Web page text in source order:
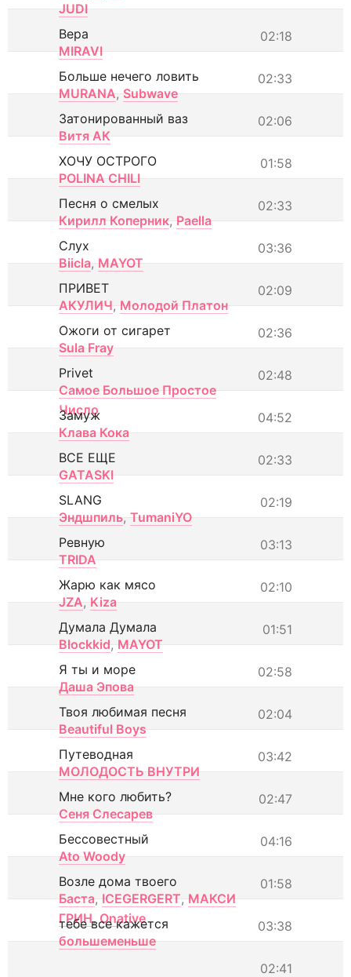
JUDI
02:18
Вера
MIRAVI
02:33
Больше нечего ловить
MURANA, Subwave
02:06
Затонированный ваз
Витя АК
01:58
ХОЧУ ОСТРОГО
POLINA CHILI
02:33
Песня о смелых
Кирилл Коперник, Paella
03:36
Слух
Biicla, MAYOT
02:09
ПРИВЕТ
АКУЛИЧ, Молодой Платон
02:36
Ожоги от сигарет
Sula Fray
02:48
Privet
Самое Большое Простое
Число
04:52
Замуж
Клава Кока
02:33
ВСЕ ЕЩЕ
GATASKI
02:19
SLANG
Эндшпиль, TumaniYO
03:13
Ревную
TRIDA
02:10
Жарю как мясо
JZA, Kiza
01:51
Думала Думала
Blockkid, MAYOT
02:58
Я ты и море
Даша Эпова
02:04
Твоя любимая песня
Beautiful Boys
03:42
Путеводная
МОЛОДОСТЬ ВНУТРИ
02:47
Мне кого любить?
Сеня Слесарев
04:16
Бессовестный
Ato Woody
01:58
Возле дома твоего
Баста, ICEGERGERT, МАКСИ
ГРИН, Onative 03:38
тебе все кажется
большеменьше
02:41